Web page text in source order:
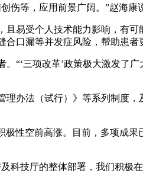
等，应用前景广阔。”赵海康
受个人技术能力影响，有可
口漏等并发症风险，帮助患者
三项改革’政策极大激发了
法（试行）》等系列制度，
空前高涨。目前，多项成果
厅的整体部署，我们积极在